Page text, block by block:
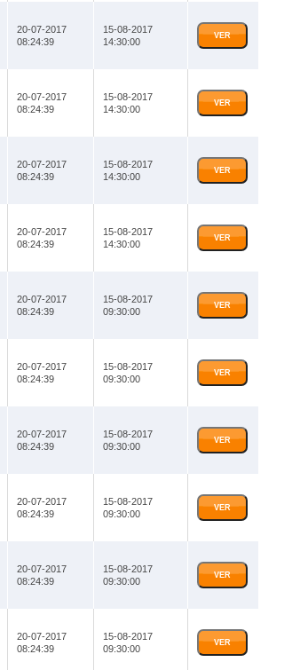
20-07-2017
08:24:39
15-08-2017
14:30:00
VER
20-07-2017
08:24:39
15-08-2017
14:30:00
VER
20-07-2017
08:24:39
15-08-2017
14:30:00
VER
20-07-2017
08:24:39
15-08-2017
14:30:00
VER
20-07-2017
08:24:39
15-08-2017
09:30:00
VER
20-07-2017
08:24:39
15-08-2017
09:30:00
VER
20-07-2017
08:24:39
15-08-2017
09:30:00
VER
20-07-2017
08:24:39
15-08-2017
09:30:00
VER
20-07-2017
08:24:39
15-08-2017
09:30:00
VER
20-07-2017
08:24:39
15-08-2017
09:30:00
VER